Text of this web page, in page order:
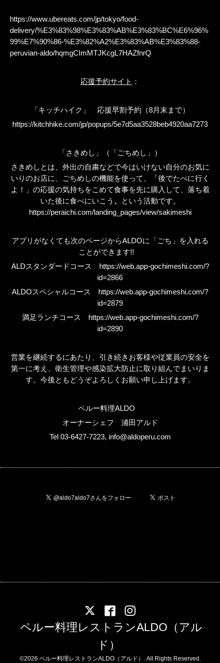
https://www.ubereats.com/jp/tokyo/food-
delivery/%E3%83%98%E3%83%AB%E3%83%BC%E6%96%
99%E7%90%86-%E3%82%A2%E3%83%AB%E3%83%88-
peruvian-aldo/hqmgCImMTJKcgL7HAZfnrQ
応援予約サイト ：
「キッチハイク」 応援早割予約（8月末まで）
https://kitchhike.com/jp/popups/5e7d5aa3528beb4920aa7273
「さきめし」（「ごちめし」）
さきめしとは、外出の自粛などで今はいけない自分のお気に
いりのお店に、ごちめしの機能を使って、
「後でたべに行く
よ！」の応援の気持ちをこめて食事を先に購入して、落ち着
いた後に食べにいこう 、
という活動です。
https://peraichi.com/landing_pages/view/sakimeshi
アプリがなくても次のページからALDOに「ごち」を入れる
ことができます!!
ALDスタンダードコース
https://web.app-gochimeshi.com/?
id=2866
ALDOスペシャルコース
https://web.app-gochimeshi.com/?
id=2879
満足ランチコース
https://web.app-gochimeshi.com/?
id=2890
営業を継続するにあたり、引き続きお客様や従業員の安全を
第一に考え、衛生管理や感染拡大防止に取り組んでまいりま
す。今後ともどうぞよろしくお願い申し上げます。
ペルー料理ALDO
オーナーシェフ 浦田アルド
Tel 03-6427-7223, info@aldoperu.com
ペルー料理レストランALDO（アル
ド）
©2026 ペルー料理レストランALDO（アルド） . All Rights Reserved.